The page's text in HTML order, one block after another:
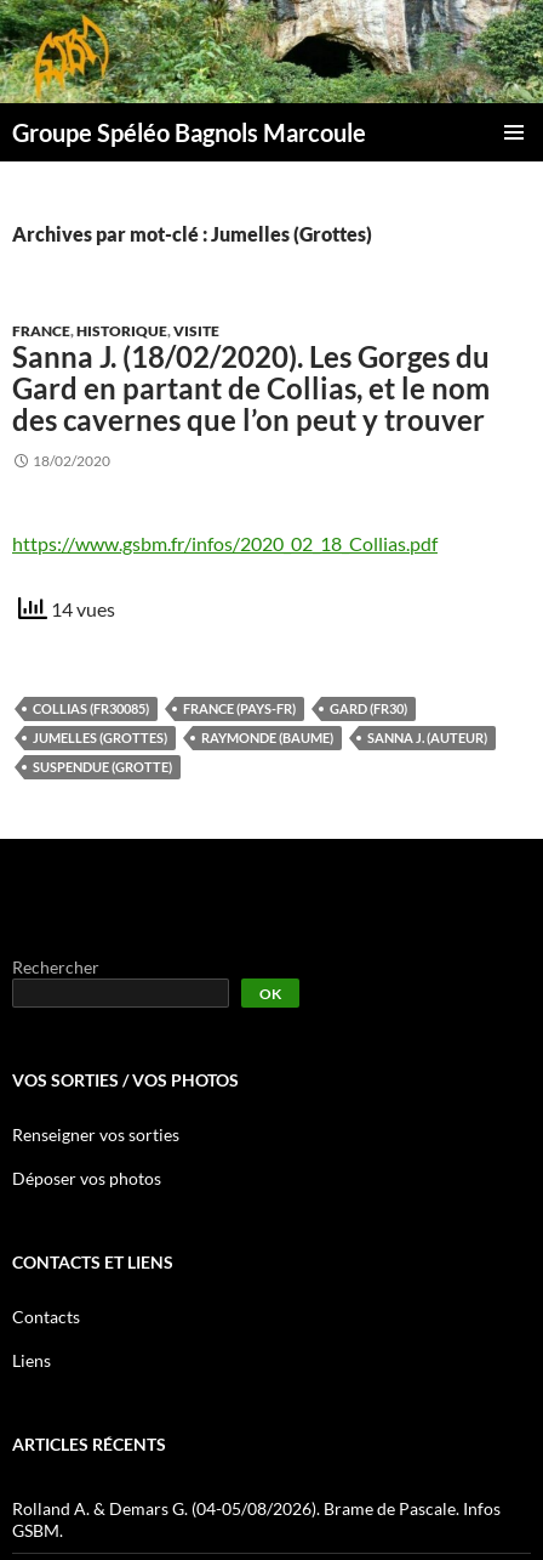
Aller
au
contenu
Groupe Spéléo Bagnols Marcoule
Archives par mot-clé : Jumelles (Grottes)
FRANCE,HISTORIQUE,VISITE
Sanna J. (18/02/2020). Les Gorges du
Gard en partant de Collias, et le nom
des cavernes que l’on peut y trouver
18/02/2020
https://www.gsbm.fr/infos/2020_02_18_Collias.pdf
14 vues
COLLIAS (FR30085) FRANCE (PAYS-FR)
GARD (FR30)
JUMELLES (GROTTES)
RAYMONDE (BAUME)
SANNA J. (AUTEUR)
SUSPENDUE (GROTTE)
Rechercher
OK
VOS SORTIES / VOS PHOTOS
Renseigner vos sorties
Déposer vos photos
CONTACTS ET LIENS
Contacts
Liens
ARTICLES RÉCENTS
Rolland A. & Demars G. (04-05/08/2026). Brame de Pascale. Infos
GSBM.